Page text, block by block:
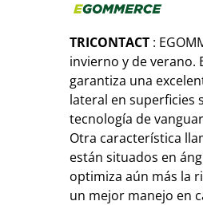
TRICONTACT :
invierno y de verano.
garantiza una
lateral en superficies
tecnología de
Otra característica
están situados en
optimiza aún más la
un mejor manejo en